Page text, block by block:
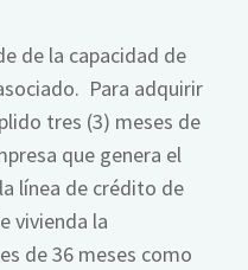
de la capacidad de
Para adquirir
tres (3) meses de
que genera el
línea de crédito de
vivienda la
de 36 meses como